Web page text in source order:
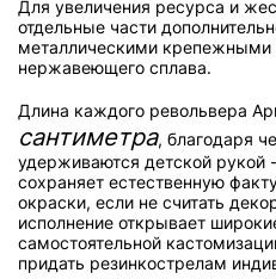
Для увеличения ресурса и
отдельные части
металлическими крепежными
нержавеющего сплава.
Длина каждого револьвера
сантиметра, благодаря
удерживаются детской рукой
сохраняет естественную
окраски, если не считать
исполнение открывает
самостоятельной
придать резинкострелам